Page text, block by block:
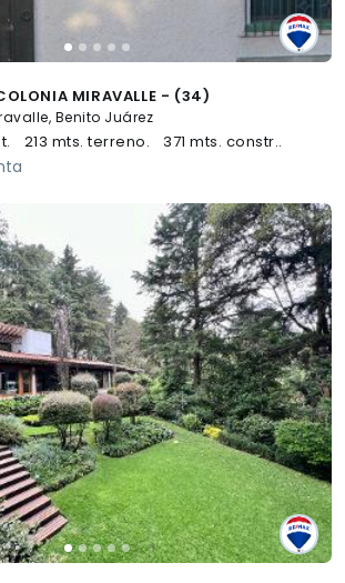
MIRAVALLE - (34)
Benito Juárez
213 mts. terreno. 371 mts. constr..